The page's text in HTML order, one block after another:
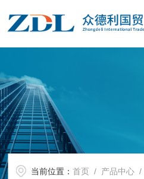
当前位置：首页 / 产品中心 /